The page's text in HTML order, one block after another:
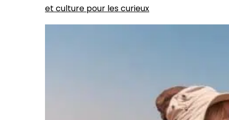
et culture pour les curieux